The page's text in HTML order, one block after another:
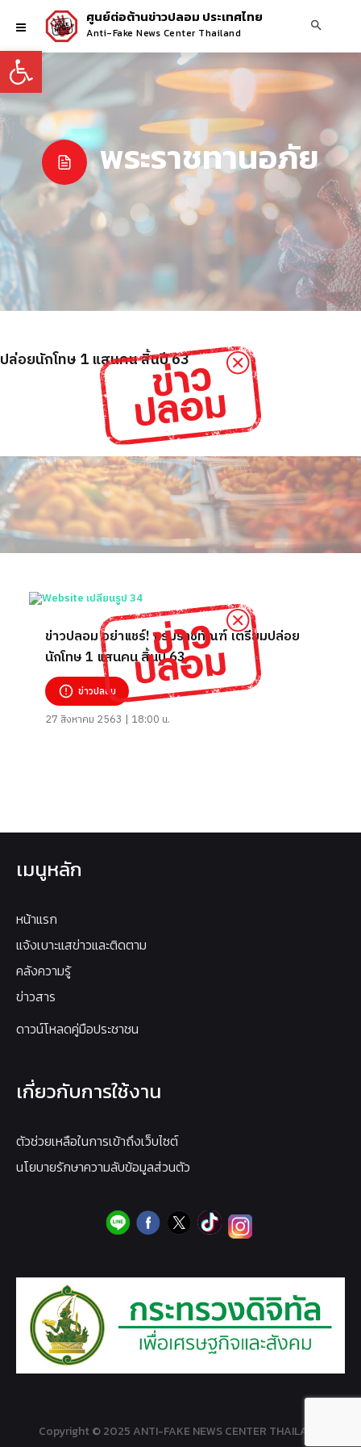
Open toolbar
ศูนย์ต่อต้านข่าวปลอม ประเทศไทย
Anti-Fake News Center Thailand
พระราชทานอภัย
ล่อยนักโทษ 1 แสนคน สิ้นปี 63
ข่าวปลอม อย่าแชร์! กรมราชทัณฑ์ เตรียมปล่อย
นักโทษ 1 แสนคน สิ้นปี 63
ข่าวปลอม
27 สิงหาคม 2563 | 18:00 น.
เมนูหลัก
หน้าแรก
แจ้งเบาะแสข่าวและติดตาม
คลังความรู้
ข่าวสาร
ดาวน์โหลดคู่มือประชาชน
เกี่ยวกับการใช้งาน
ตัวช่วยเหลือในการเข้าถึงเว็บไซต์
นโยบายรักษาความลับข้อมูลส่วนตัว
Copyright © 2025 ANTI-FAKE NEWS CENTER THAILAND